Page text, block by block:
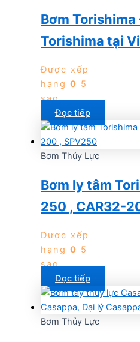
Bơm Torishima
Torishima tại
Được xếp
hạng 0 5
sao
Đọc tiếp
Bơm Thủy Lực
Bơm ly tâm
250 , CAR32-
Được xếp
hạng 0 5
sao
Đọc tiếp
Bơm Thủy Lực